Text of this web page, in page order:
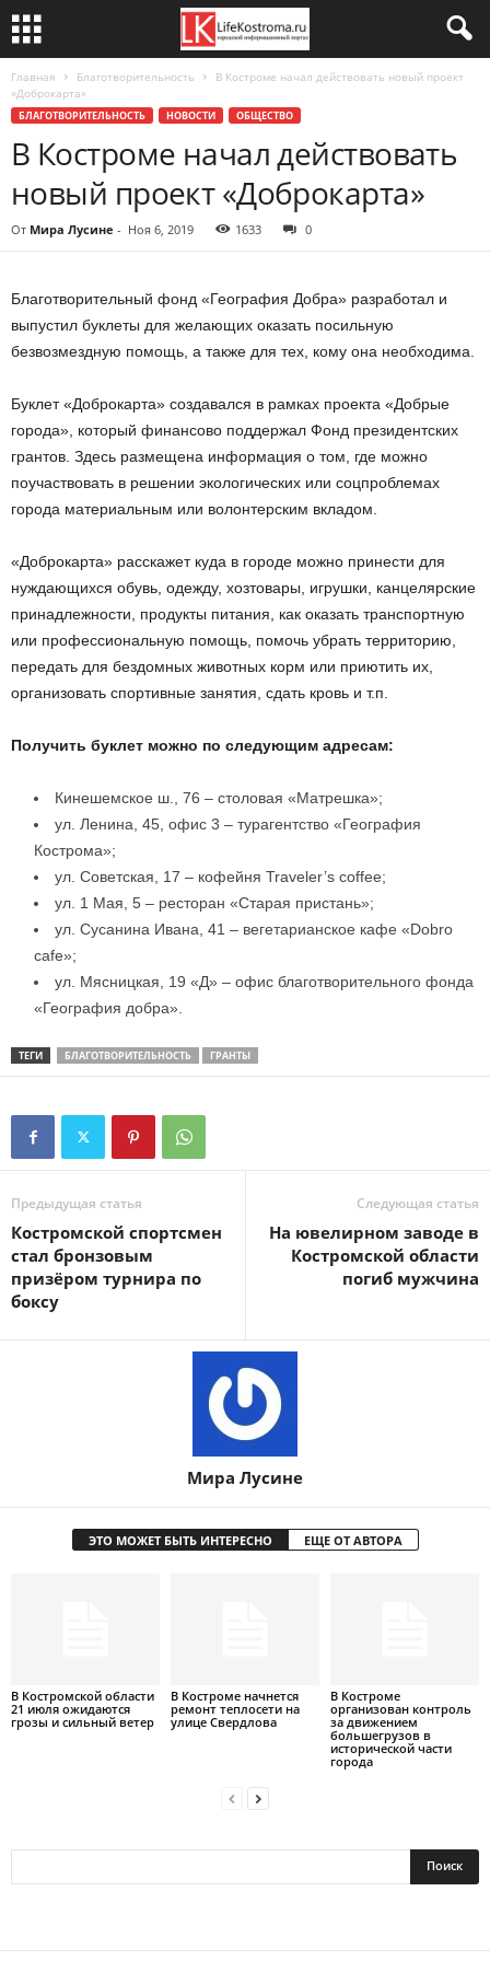
Главная Благотворительность
В Костроме начал действовать новый проект
«Доброкарта»
БЛАГОТВОРИТЕЛЬНОСТЬ НОВОСТИ ОБЩЕСТВО
В Костроме начал действовать
новый проект «Доброкарта»
От Мира Лусине - Ноя 6, 2019 1633 0
Благотворительный фонд «География Добра» разработал и
выпустил буклеты для желающих оказать посильную
безвозмездную помощь, а также для тех, кому она необходима.
Буклет «Доброкарта» создавался в рамках проекта «Добрые
города», который финансово поддержал Фонд президентских
грантов. Здесь размещена информация о том, где можно
поучаствовать в решении экологических или соцпроблемах
города материальным или волонтерским вкладом.
«Доброкарта» расскажет куда в городе можно принести для
нуждающихся обувь, одежду, хозтовары, игрушки, канцелярские
принадлежности, продукты питания, как оказать транспортную
или профессиональную помощь, помочь убрать территорию,
передать для бездомных животных корм или приютить их,
организовать спортивные занятия, сдать кровь и т.п.
Получить буклет можно по следующим адресам:
Кинешемское ш., 76 – столовая «Матрешка»;
ул. Ленина, 45, офис 3 – турагентство «География
Кострома»;
ул. Советская, 17 – кофейня Traveler’s coffee;
ул. 1 Мая, 5 – ресторан «Старая пристань»;
ул. Сусанина Ивана, 41 – вегетарианское кафе «Dоbro
cafe»;
ул. Мясницкая, 19 «Д» – офис благотворительного фонда
«География добра».
ТЕГИ БЛАГОТВОРИТЕЛЬНОСТЬ ГРАНТЫ
Предыдущая статья
Костромской спортсмен
стал бронзовым
призёром турнира по
боксу
Следующая статья
На ювелирном заводе в
Костромской области
погиб мужчина
Мира Лусине
ЭТО МОЖЕТ БЫТЬ ИНТЕРЕСНО ЕЩЕ ОТ АВТОРА
В Костромской области
21 июля ожидаются
грозы и сильный ветер
В Костроме начнется
ремонт теплосети на
улице Свердлова
В Костроме
организован контроль
за движением
большегрузов в
исторической части
города